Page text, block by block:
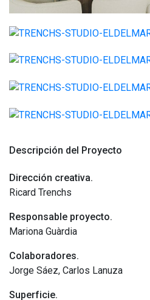
Descripción del Proyecto
Dirección creativa.
Ricard Trenchs
Responsable proyecto.
Mariona Guàrdia
Colaboradores.
Jorge Sáez, Carlos Lanuza
Superficie.